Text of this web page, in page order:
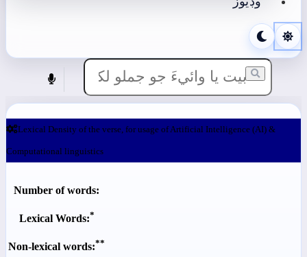
Lexical Density of the verse, for usage of Artificial Intelligence (AI) &
Computational linguistics
Number of words:
Lexical Words:*
Non-lexical words:**